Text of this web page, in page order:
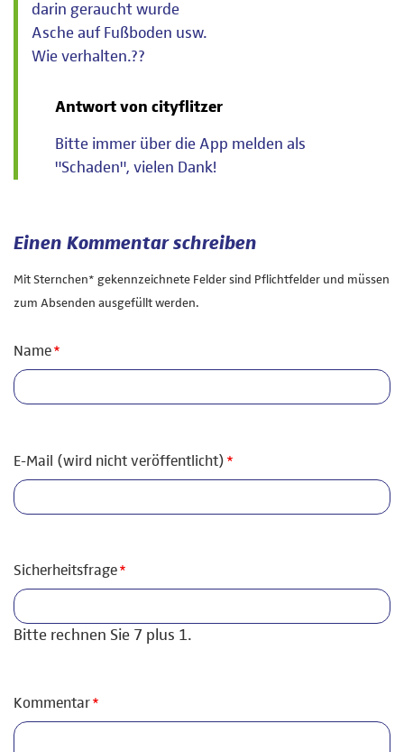
darin geraucht wurde
Asche auf Fußboden usw.
Wie verhalten.??
Antwort von cityflitzer
Bitte immer über die App melden als
"Schaden", vielen Dank!
Einen Kommentar schreiben
Mit Sternchen* gekennzeichnete Felder sind Pflichtfelder und müssen
zum Absenden ausgefüllt werden.
Pflichtfeld
Name*
Pflichtfeld
E-Mail (wird nicht veröffentlicht) *
Pflichtfeld
Sicherheitsfrage*
Bitte rechnen Sie 7 plus 1.
Pflichtfeld
Kommentar*